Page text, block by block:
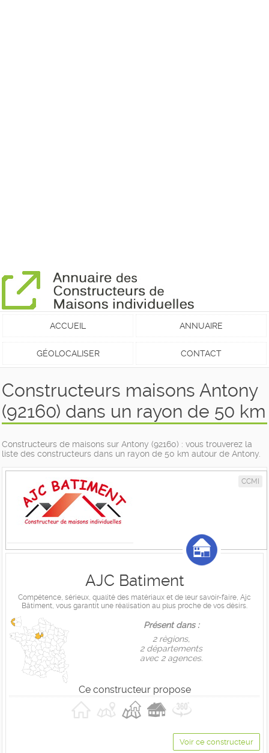
ACCUEIL ANNUAIRE
GÉOLOCALISER CONTACT
Constructeurs maisons Antony
(92160) dans un rayon de 50 km
Constructeurs de maisons sur Antony (92160) : vous trouverez la
liste des constructeurs dans un rayon de 50 km autour de Antony.
CCMI
AJC Batiment
Compétence, sérieux, qualité des matériaux et de leur savoir-faire, Ajc
Bâtiment, vous garantit une réalisation au plus proche de vos désirs.
Présent dans :
2 règions,
2 départements
avec 2 agences.
Ce constructeur propose
Voir ce constructeur